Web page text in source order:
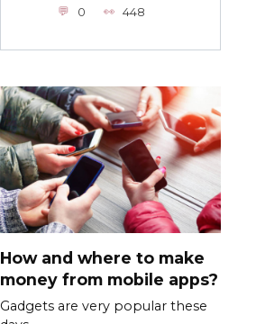
0 448
How and where to make
money from mobile apps?
Gadgets are very popular these